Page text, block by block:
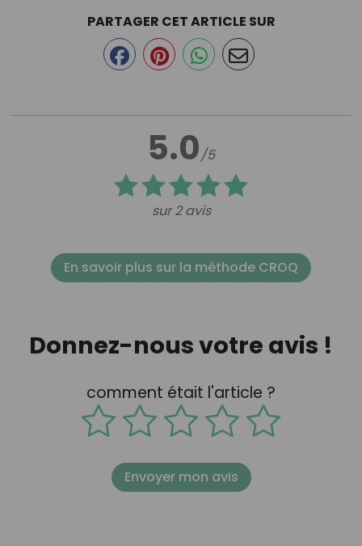
5.0/5
sur 2 avis
PARTAGER CET ARTICLE SUR
En savoir plus sur la méthode CROQ
Donnez-nous votre avis !
comment était l'article ?
Envoyer mon avis